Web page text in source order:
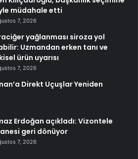
müdahale etti
7, 2026
yağlanması siroza yol
Uzmandan erken tanı ve
ürün uyarısı
7, 2026
Direkt Uçuşlar Yeniden
Erdoğan açıkladı: Vizontele
geri dönüyor
7, 2026